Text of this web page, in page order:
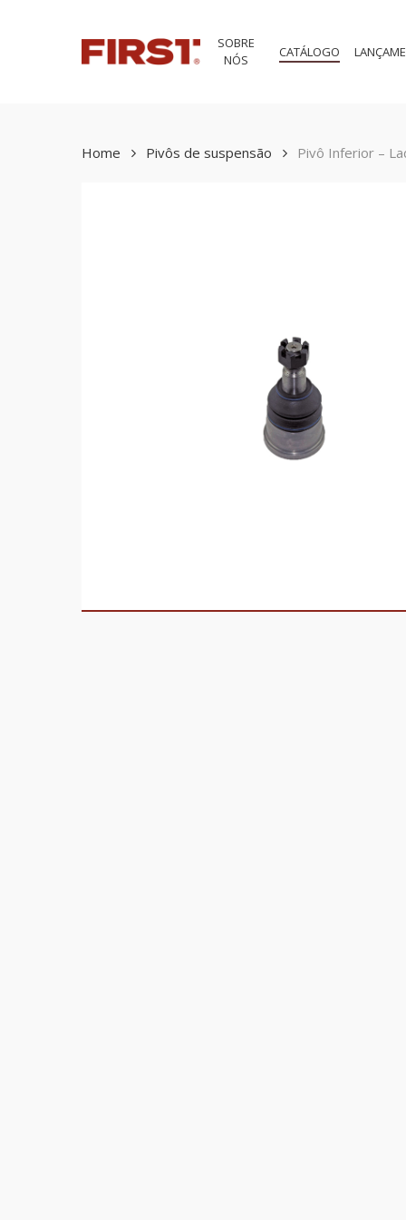
SOBRE
NÓS
CATÁLOGO
Home Pivôs de suspensão Pivô Inferior –